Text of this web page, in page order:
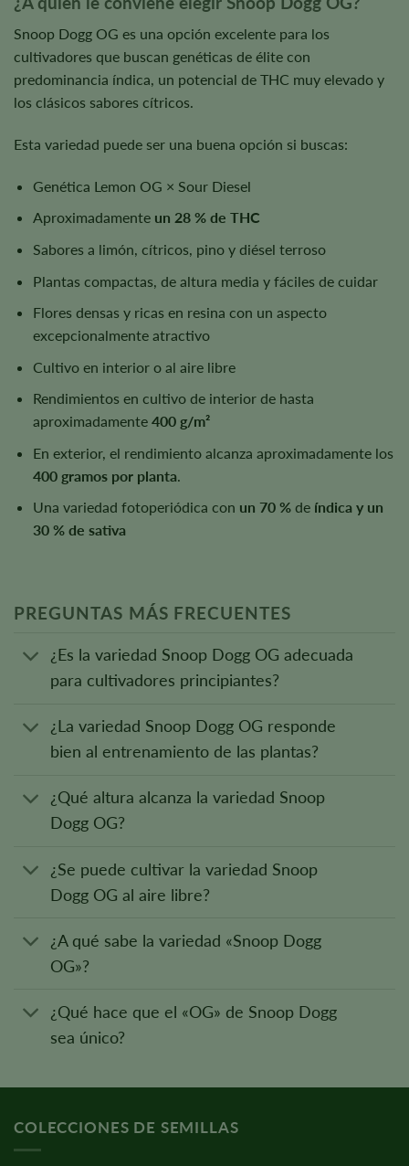
Snoop Dogg OG es una opción excelente para los
cultivadores que buscan genéticas de élite con
predominancia índica, un potencial de THC muy elevado y
los clásicos sabores cítricos.
Esta variedad puede ser una buena opción si buscas:
Genética Lemon OG × Sour Diesel
Aproximadamente un 28 % de THC
Sabores a limón, cítricos, pino y diésel terroso
Plantas compactas, de altura media y fáciles de cuidar
Flores densas y ricas en resina con un aspecto
excepcionalmente atractivo
Cultivo en interior o al aire libre
Rendimientos en cultivo de interior de hasta
aproximadamente 400 g/m²
En exterior, el rendimiento alcanza aproximadamente los
400 gramos por planta.
Una variedad fotoperiódica con un 70 %de índica y un
30 % de sativa
PREGUNTAS MÁS FRECUENTES
¿Es la variedad Snoop Dogg OG adecuada
para cultivadores principiantes?
¿La variedad Snoop Dogg OG responde
bien al entrenamiento de las plantas?
¿Qué altura alcanza la variedad Snoop
Dogg OG?
¿Se puede cultivar la variedad Snoop
Dogg OG al aire libre?
¿A qué sabe la variedad «Snoop Dogg
OG»?
¿Qué hace que el «OG» de Snoop Dogg
sea único?
COLECCIONES DE SEMILLAS